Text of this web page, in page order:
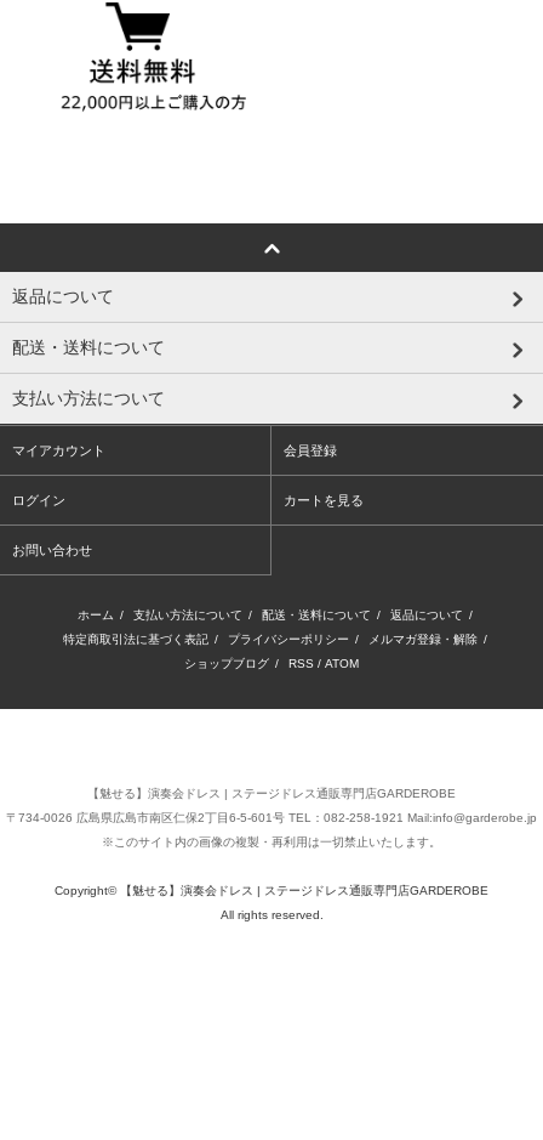
返品について
配送・送料について
支払い方法について
マイアカウント 会員登録
ログイン カートを見る
お問い合わせ
ホーム / 支払い方法について / 配送・送料について / 返品について /
特定商取引法に基づく表記 / プライバシーポリシー / メルマガ登録・解除 /
ショップブログ / RSS / ATOM
【魅せる】演奏会ドレス | ステージドレス通販専門店GARDEROBE
〒734-0026 広島県広島市南区仁保2丁目6-5-601号 TEL：082-258-1921 Mail:info@garderobe.jp
※このサイト内の画像の複製・再利用は一切禁止いたします。
Copyright© 【魅せる】演奏会ドレス | ステージドレス通販専門店GARDEROBE
All rights reserved.